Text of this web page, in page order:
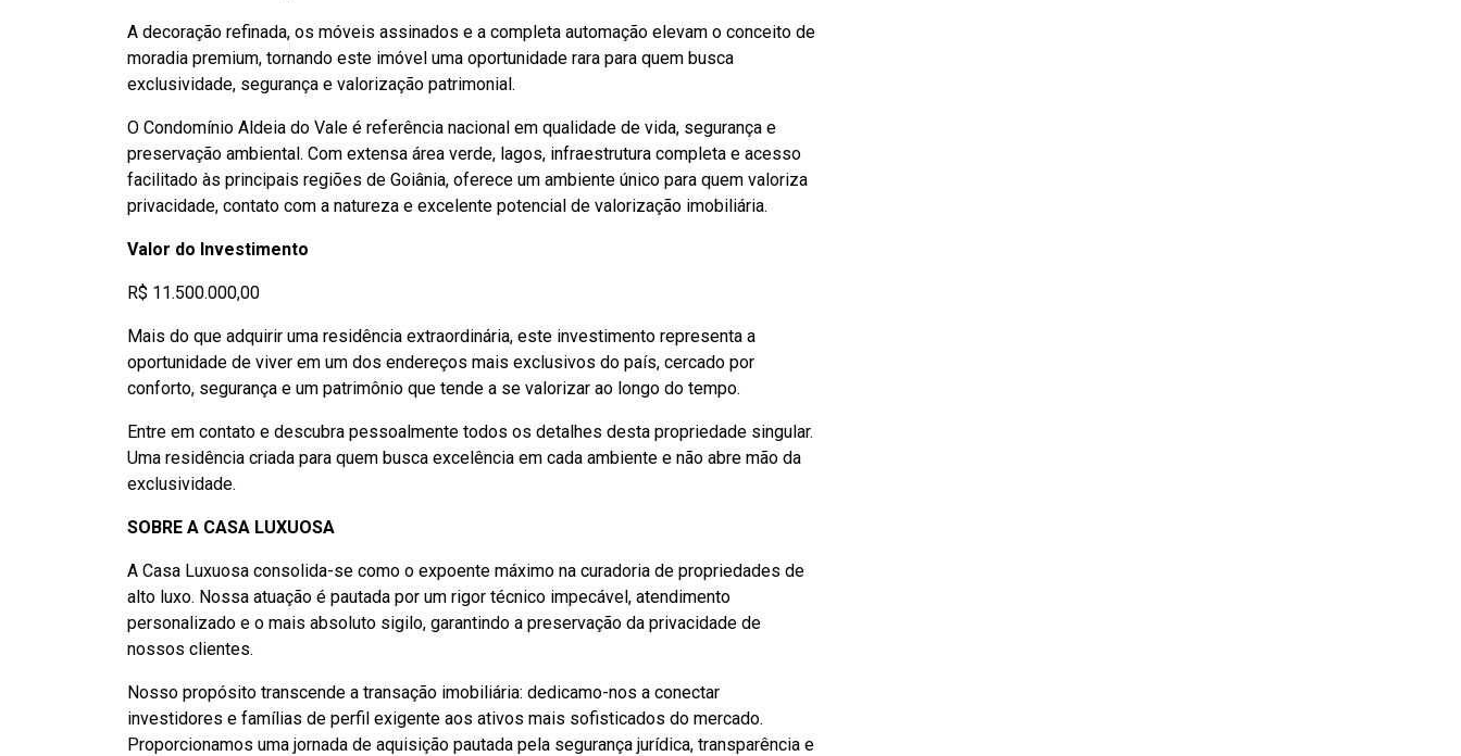
A decoração refinada, os móveis assinados e a completa automação elevam o conceito de
moradia premium, tornando este imóvel uma oportunidade rara para quem busca
exclusividade, segurança e valorização patrimonial.
O Condomínio Aldeia do Vale é referência nacional em qualidade de vida, segurança e
preservação ambiental. Com extensa área verde, lagos, infraestrutura completa e acesso
facilitado às principais regiões de Goiânia, oferece um ambiente único para quem valoriza
privacidade, contato com a natureza e excelente potencial de valorização imobiliária.
Valor do Investimento
R$ 11.500.000,00
Mais do que adquirir uma residência extraordinária, este investimento representa a
oportunidade de viver em um dos endereços mais exclusivos do país, cercado por
conforto, segurança e um patrimônio que tende a se valorizar ao longo do tempo.
Entre em contato e descubra pessoalmente todos os detalhes desta propriedade singular.
Uma residência criada para quem busca excelência em cada ambiente e não abre mão da
exclusividade.
SOBRE A CASA LUXUOSA
A Casa Luxuosa consolida-se como o expoente máximo na curadoria de propriedades de
alto luxo. Nossa atuação é pautada por um rigor técnico impecável, atendimento
personalizado e o mais absoluto sigilo, garantindo a preservação da privacidade de
nossos clientes.
Nosso propósito transcende a transação imobiliária: dedicamo-nos a conectar
investidores e famílias de perfil exigente aos ativos mais sofisticados do mercado.
Proporcionamos uma jornada de aquisição pautada pela segurança jurídica, transparência e